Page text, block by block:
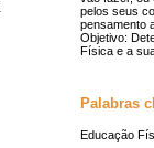
pelos seus
pensamento
Objetivo:
Física e a
Palabras
Educação